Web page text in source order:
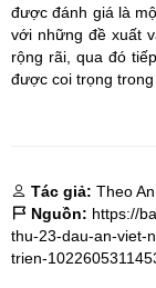
được đánh giá là
với những đề xuất
rộng rãi, qua đó
được coi trọng
Tác giả: Theo
Nguồn: https://
thu-23-dau-an-viet-
trien-